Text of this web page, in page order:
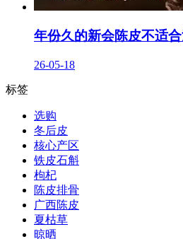
年份久的新会陈皮不适
26-05-18
标签
选购
冬后皮
核心产区
铁皮石斛
枸杞
陈皮排骨
广西陈皮
夏枯草
晾晒